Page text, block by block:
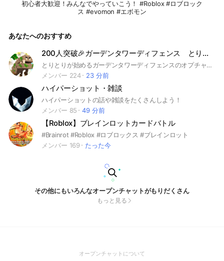
初心者大歓迎！みんなでやっていこう！ #Roblox #ロブロック
ス #evomon #エボモン
あなたへのおすすめ
200人突破🎉ガーデンタワーディフェンス とりオプ（サブでスポタワ）
とりとりが始めるガーデンタワーディフェンスのオプチャだよ！
メンバー 224
23 分前
ハイパーショット・雑談
ハイパーショットの話や雑談をたくさんしよう！
メンバー 85
49 分前
【Roblox】ブレインロットカードバトル
#Brainrot #Roblox #ロブロックス #ブレインロット
メンバー 169
たった今
その他にもいろんなオープンチャットがもりだくさん
もっと見る
オープンチャットについて